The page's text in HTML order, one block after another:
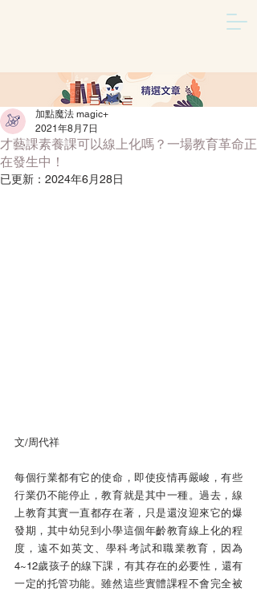
/
文章
才藝課素養課可以線上化嗎？一場教育革命正
在發生中！
加點魔法 magic+
2021年8月7日
已更新： 2024年6月28日
文/周代祥
每個行業都有它的使命，即使疫情再嚴峻，有些
行業仍不能停止，教育就是其中一種。過去，線
上教育其實一直都存在著，只是還沒迎來它的爆
發期，其中幼兒到小學這個年齡教育線上化的程
度，遠不如英文、學科考試和職業教育，因為
4~12歲孩子的線下課，有其存在的必要性，還有
一定的托管功能。雖然這些實體課程不會完全被